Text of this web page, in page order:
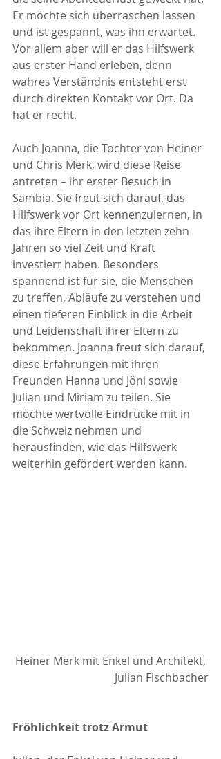
Er möchte sich überraschen lassen
und ist gespannt, was ihn erwartet.
Vor allem aber will er das Hilfswerk
aus erster Hand erleben, denn
wahres Verständnis entsteht erst
durch direkten Kontakt vor Ort. Da
hat er recht.
Auch Joanna, die Tochter von Heiner
und Chris Merk, wird diese Reise
antreten – ihr erster Besuch in
Sambia. Sie freut sich darauf, das
Hilfswerk vor Ort kennenzulernen, in
das ihre Eltern in den letzten zehn
Jahren so viel Zeit und Kraft
investiert haben. Besonders
spannend ist für sie, die Menschen
zu treffen, Abläufe zu verstehen und
einen tieferen Einblick in die Arbeit
und Leidenschaft ihrer Eltern zu
bekommen. Joanna freut sich darauf,
diese Erfahrungen mit ihren
Freunden Hanna und Jöni sowie
Julian und Miriam zu teilen. Sie
möchte wertvolle Eindrücke mit in
die Schweiz nehmen und
herausfinden, wie das Hilfswerk
weiterhin gefördert werden kann.
Heiner Merk mit Enkel und Architekt,
Julian Fischbacher
Fröhlichkeit trotz Armut